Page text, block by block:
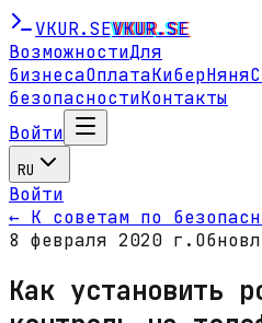
VKUR.SEVKUR.SE
ВозможностиДля
бизнесаОплатаКиберНяня
безопасностиКонтакты
Войти
RU
Войти
← К советам по
8 февраля 2020 г.
Как установить